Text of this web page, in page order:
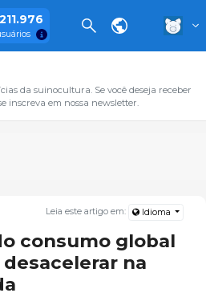
211.976
da suinocultura. Se você deseja receber
inscreva em nossa newsletter.
Leia este artigo em: Idioma
consumo global
na